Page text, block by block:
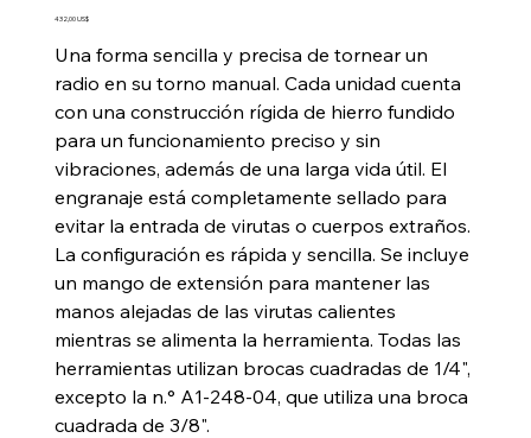
248-
Precio
432,00 US$
Una forma sencilla y precisa de tornear un
radio en su torno manual. Cada unidad cuenta
con una construcción rígida de hierro fundido
para un funcionamiento preciso y sin
vibraciones, además de una larga vida útil. El
engranaje está completamente sellado para
evitar la entrada de virutas o cuerpos extraños.
La configuración es rápida y sencilla. Se incluye
un mango de extensión para mantener las
manos alejadas de las virutas calientes
mientras se alimenta la herramienta. Todas las
herramientas utilizan brocas cuadradas de 1/4",
excepto la n.° A1-248-04, que utiliza una broca
cuadrada de 3/8".